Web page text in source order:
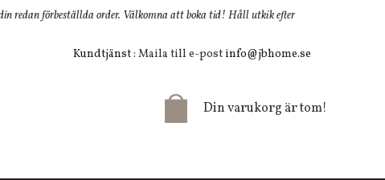
redan förbeställda order. Välkomna att boka tid! Håll utkik efter
Kundtjänst: Maila till e-post info@jbhome.se
Din varukorg är tom!